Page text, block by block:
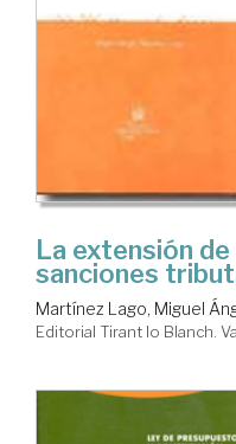
La extensión
sanciones
Martínez Lago, Miguel
Editorial Tirant lo Blanch.